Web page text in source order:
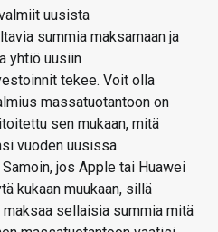
uusista
summia maksamaan ja
yhtiö uusiin
tekee. Voit olla
massatuotantoon on
sen mukaan, mitä
vuoden uusissa
jos Apple tai Huawei
kukaan muukaan, sillä
sellaisia summia mitä